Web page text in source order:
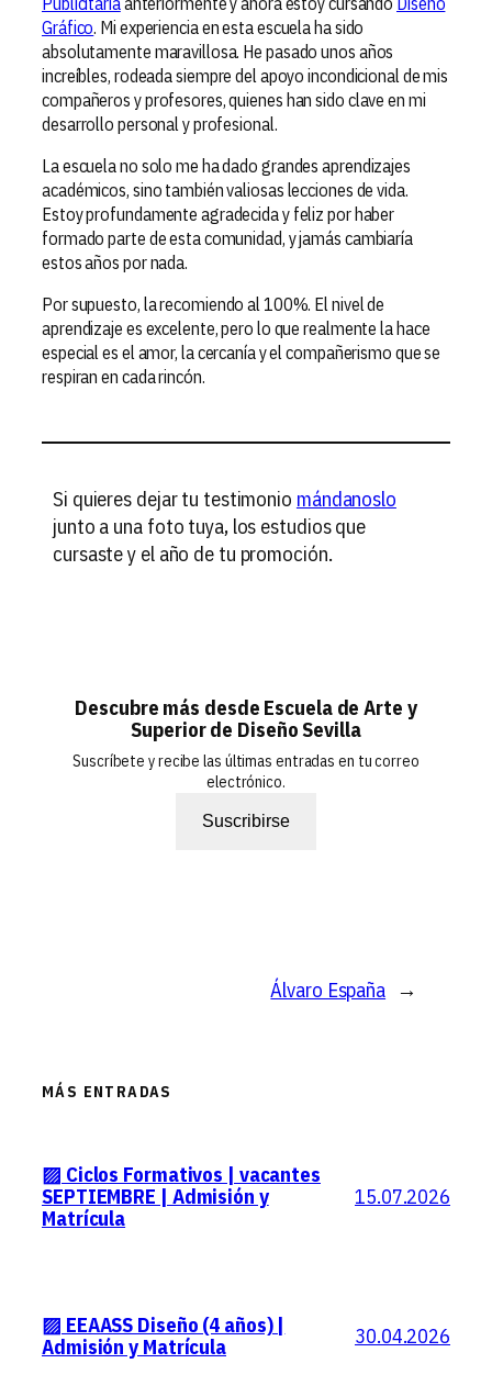
Gráfico. Mi experiencia en esta escuela ha sido
absolutamente maravillosa. He pasado unos años
increíbles, rodeada siempre del apoyo incondicional de mis
compañeros y profesores, quienes han sido clave en mi
desarrollo personal y profesional.
La escuela no solo me ha dado grandes aprendizajes
académicos, sino también valiosas lecciones de vida.
Estoy profundamente agradecida y feliz por haber
formado parte de esta comunidad, y jamás cambiaría
estos años por nada.
Por supuesto, la recomiendo al 100%. El nivel de
aprendizaje es excelente, pero lo que realmente la hace
especial es el amor, la cercanía y el compañerismo que se
respiran en cada rincón.
Si quieres dejar tu testimonio mándanoslo
junto a una foto tuya, los estudios que
cursaste y el año de tu promoción.
Descubre más desde Escuela de Arte y
Superior de Diseño Sevilla
Suscríbete y recibe las últimas entradas en tu correo
electrónico.
Suscribirse
Álvaro España →
MÁS ENTRADAS
▨ Ciclos Formativos | vacantes
SEPTIEMBRE | Admisión y
Matrícula
15.07.2026
▨ EEAASS Diseño (4 años) |
Admisión y Matrícula
30.04.2026